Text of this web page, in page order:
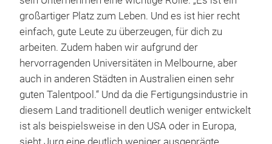
großartiger Platz zum Leben. Und es ist hier recht
einfach, gute Leute zu überzeugen, für dich zu
arbeiten. Zudem haben wir aufgrund der
hervorragenden Universitäten in Melbourne, aber
auch in anderen Städten in Australien einen sehr
guten Talentpool.“ Und da die Fertigungsindustrie in
diesem Land traditionell deutlich weniger entwickelt
ist als beispielsweise in den USA oder in Europa,